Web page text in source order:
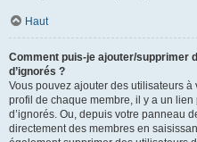
Haut
Comment puis-je ajouter/supprimer
d’ignorés ?
Vous pouvez ajouter des utilisateurs
profil de chaque membre, il y a un lien
d’ignorés. Ou, depuis votre panneau
directement des membres en